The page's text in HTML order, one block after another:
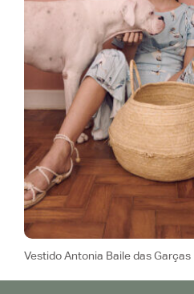
Vestido Antonia Baile das Garças